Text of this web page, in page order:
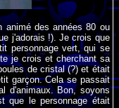
animé des années 80 ou
j'adorais !). Je crois que
personnage vert, qui se
je crois et cherchant sa
de cristal (?) et était
garçon. Cela se passait
d'animaux. Bon, soyons
que le personnage était